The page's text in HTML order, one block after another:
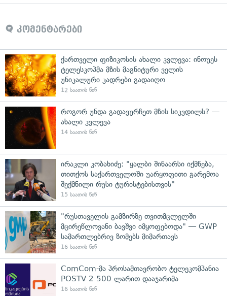
კომენტარები
ქართველი ფიზიკოსის ახალი კვლევა: ინოუეს
ტელესკოპმა მზის მაგნიტური ველის
უნიკალური კადრები გადაიღო
12 საათის წინ
როგორ უნდა გადავურჩეთ მზის სიკვდილს? —
ახალი კვლევა
14 საათის წინ
ირაკლი კობახიძე: "ყალბი შინაარსი იქმნება,
თითქოს საქართველოში უარყოფითი გარემოა
შექმნილი რუსი ტურისტებისთვის"
15 საათის წინ
"რუსთაველის გამზირზე თვითმცლელში
მცირეწლოვანი ბავშვი იმყოფებოდა" — GWP
სამართლებრივ ზომებს მიმართავს
16 საათის წინ
ComCom-მა პროსამთავრობო ტელეკომპანია
POSTV 2 500 ლარით დააჯარიმა
16 საათის წინ